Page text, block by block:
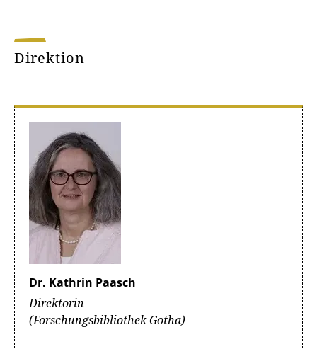
Direktion
Dr. Kathrin Paasch
Direktorin
(Forschungsbibliothek Gotha)